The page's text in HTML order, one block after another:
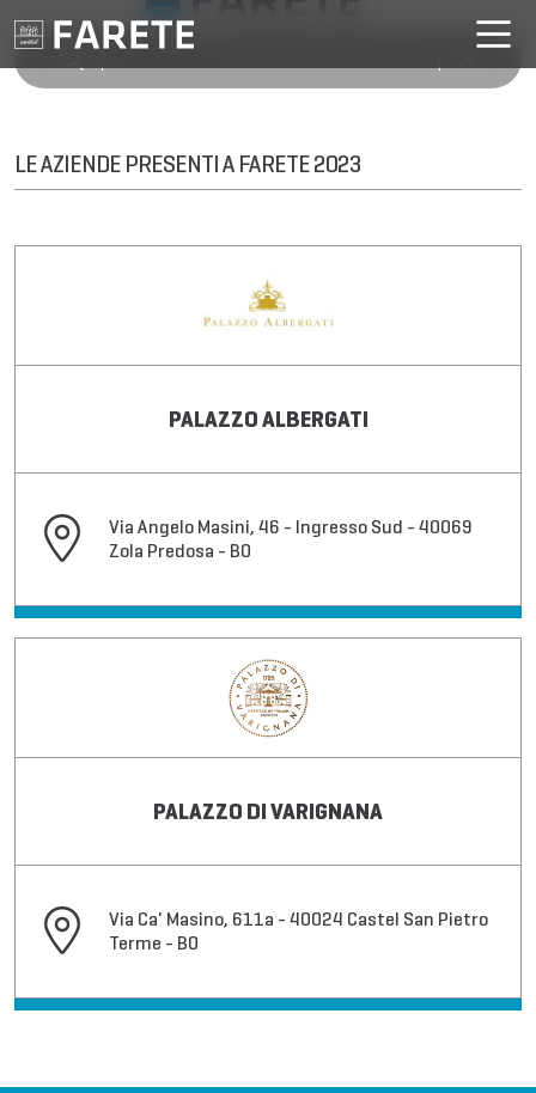
LE AZIENDE PRESENTI A FARETE 2023
PALAZZO ALBERGATI
Via Angelo Masini, 46 - Ingresso Sud - 40069
Zola Predosa - BO
PALAZZO DI VARIGNANA
Via Ca' Masino, 611a - 40024 Castel San Pietro
Terme - BO